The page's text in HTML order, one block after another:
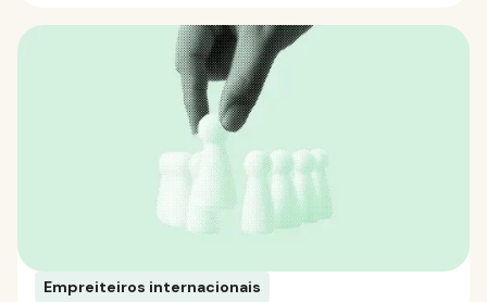
Empreiteiros internacionais